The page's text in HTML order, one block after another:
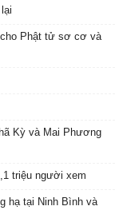
cho Phật tử sơ cơ và
Kỳ và Mai Phương
triệu người xem
hạ tại Ninh Bình và